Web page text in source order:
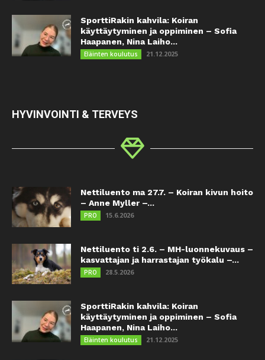
SporttiRakin kahvila: Koiran
käyttäytyminen ja oppiminen – Sofia
Haapanen, Nina Laiho...
Eläinten koulutus 21.12.2025
HYVINVOINTI & TERVEYS
Nettiluento ma 27.7. – Koiran kivun hoito
– Anne Myller –...
PRO 15.6.2026
Nettiluento ti 2.6. – MH-luonnekuvaus –
kasvattajan ja harrastajan työkalu –...
PRO 28.5.2026
SporttiRakin kahvila: Koiran
käyttäytyminen ja oppiminen – Sofia
Haapanen, Nina Laiho...
Eläinten koulutus 21.12.2025